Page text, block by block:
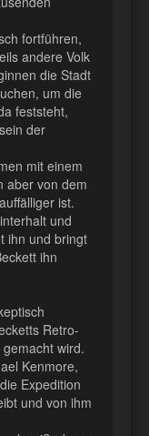
fortführen,
andere Volk
die Stadt
um die
feststeht,
der
mit einem
aber von dem
ist.
und
ihn und bringt
ihn
Retro-
wird.
Kenmore,
Expedition
und von ihm